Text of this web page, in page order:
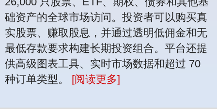
础资产的全球市场访问。投资者可以购买真
实股票、赚取股息，并通过透明低佣金和无
最低存款要求构建长期投资组合。平台还提
供高级图表工具、实时市场数据和超过 70
种订单类型。 [阅读更多]